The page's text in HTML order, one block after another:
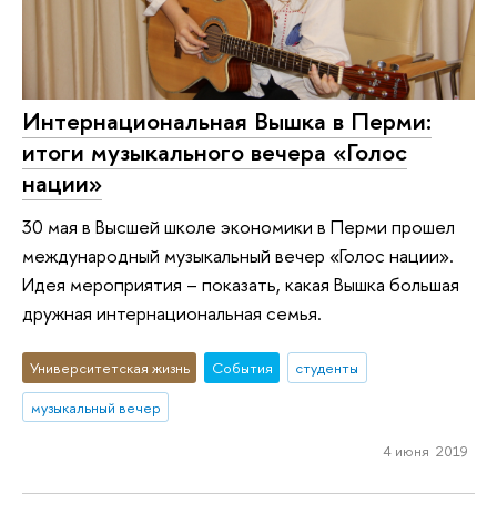
Интернациональная Вышка в Перми:
итоги музыкального вечера «Голос
нации»
30 мая в Высшей школе экономики в Перми прошел
международный музыкальный вечер «Голос нации».
Идея мероприятия – показать, какая Вышка большая
дружная интернациональная семья.
Университетская жизнь События
студенты
музыкальный вечер
4 июня 2019